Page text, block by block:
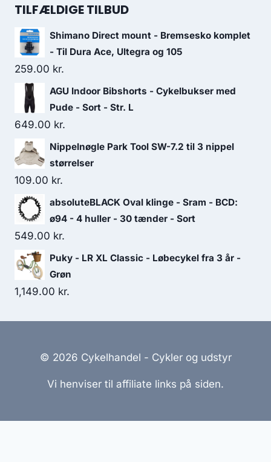
was:
is:
TILFÆLDIGE TILBUD
Shimano Direct mount - Bremsesko komplet
- Til Dura Ace, Ultegra og 105
259.00 kr.
AGU Indoor Bibshorts - Cykelbukser med
Pude - Sort - Str. L
649.00 kr.
Nippelnøgle Park Tool SW-7.2 til 3 nippel
størrelser
109.00 kr.
absoluteBLACK Oval klinge - Sram - BCD:
ø94 - 4 huller - 30 tænder - Sort
549.00 kr.
Puky - LR XL Classic - Løbecykel fra 3 år -
Grøn
1,149.00 kr.
© 2026 Cykelhandel - Cykler og udstyr
Vi henviser til affiliate links på siden.